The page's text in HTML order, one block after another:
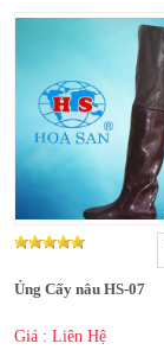
Ủng Cấy nâu HS-07
Giá : Liên Hệ